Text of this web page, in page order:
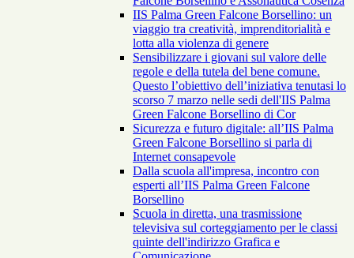
IIS Palma Green Falcone Borsellino: un
viaggio tra creatività, imprenditorialità e
lotta alla violenza di genere
Sensibilizzare i giovani sul valore delle
regole e della tutela del bene comune.
Questo l’obiettivo dell’iniziativa tenutasi lo
scorso 7 marzo nelle sedi dell'IIS Palma
Green Falcone Borsellino di Cor
Sicurezza e futuro digitale: all’IIS Palma
Green Falcone Borsellino si parla di
Internet consapevole
Dalla scuola all'impresa, incontro con
esperti all’IIS Palma Green Falcone
Borsellino
Scuola in diretta, una trasmissione
televisiva sul corteggiamento per le classi
quinte dell'indirizzo Grafica e